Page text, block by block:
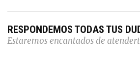
RESPONDEMOS TODAS TUS
Estaremos encantados de